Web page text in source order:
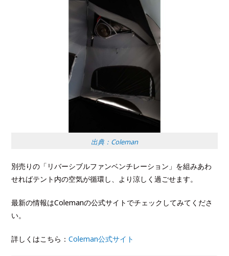
出典：Coleman
別売りの「リバーシブルファンベンチレーション」を組みあわ
せればテント内の空気が循環し、より涼しく過ごせます。
最新の情報はColemanの公式サイトでチェックしてみてくださ
い。
詳しくはこちら：Coleman公式サイト